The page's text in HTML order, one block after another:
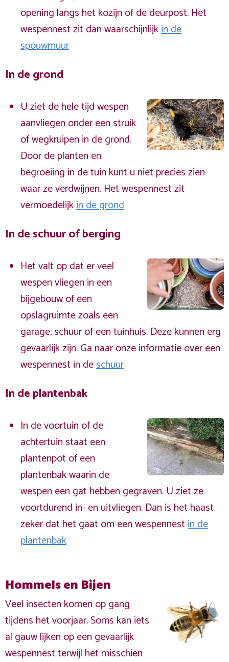
opening langs het kozijn of de deurpost. Het
wespennest zit dan waarschijnlijkin de
spouwmuur
In de grond
U ziet de hele tijd wespen
aanvliegen onder een struik
of wegkruipen in de grond.
Door de planten en
begroeiing in de tuin kunt u niet precies zien
waar ze verdwijnen. Het wespennest zit
vermoedelijkin de grond
In de schuur of berging
Het valt op dat er veel
wespen vliegen in een
bijgebouw of een
opslagruimte zoals een
garage, schuur of een tuinhuis. Deze kunnen erg
gevaarlijk zijn. Ga naar onze informatie over een
wespennest in deschuur
In de plantenbak
In de voortuin of de
achtertuin staat een
plantenpot of een
plantenbak waarin de
wespen een gat hebben gegraven. U ziet ze
voortdurend in- en uitvliegen. Dan is het haast
zeker dat het gaat om een wespennestin de
plantenbak
Hommels en Bijen
Veel insecten komen op gang
tijdens het voorjaar. Soms kan iets
al gauw lijken op een gevaarlijk
wespennest terwijl het misschien